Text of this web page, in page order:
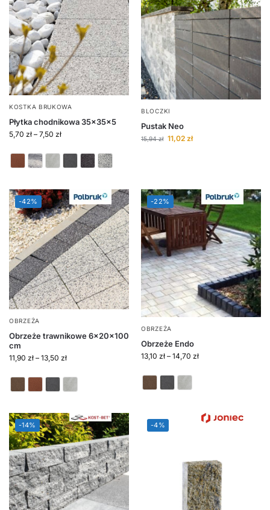
KOSTKA BRUKOWA
Płytka chodnikowa 35x35x5
5,70 zł – 7,50 zł
BLOCZKI
Pustak Neo
15,94zł 11,02 zł
-42%
OBRZEŻA
Obrzeże trawnikowe 6x20x100
cm
11,90 zł – 13,50 zł
-22%
OBRZEŻA
Obrzeże Endo
13,10 zł – 14,70 zł
-14% -4%